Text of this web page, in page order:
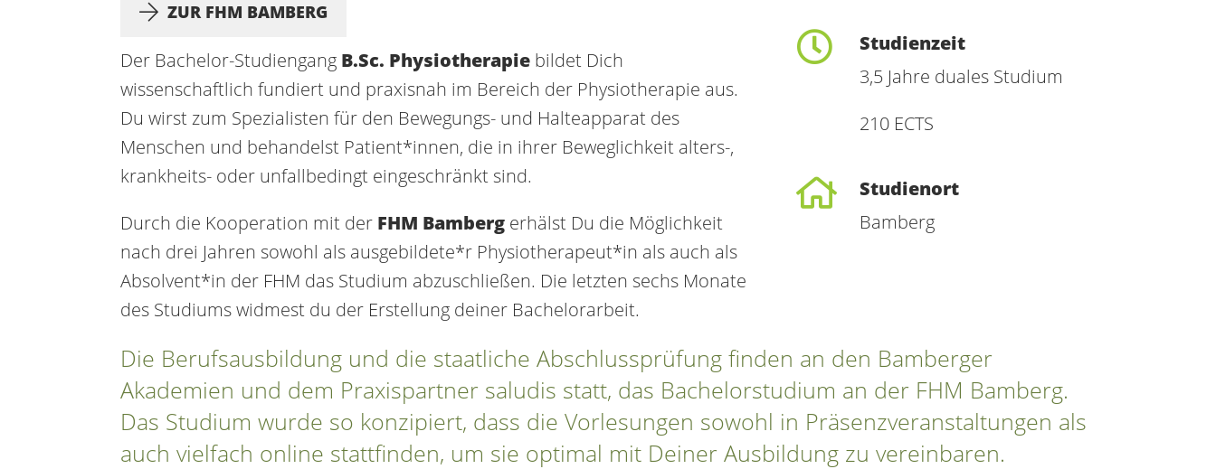
ZUR FHM BAMBERG
Der Bachelor-Studiengang B.Sc. Physiotherapie bildet Dich
wissenschaftlich fundiert und praxisnah im Bereich der Physiotherapie aus.
Du wirst zum Spezialisten für den Bewegungs- und Halteapparat des
Menschen und behandelst Patient*innen, die in ihrer Beweglichkeit alters-,
krankheits- oder unfallbedingt eingeschränkt sind.
Durch die Kooperation mit der FHM Bamberg erhälst Du die Möglichkeit
nach drei Jahren sowohl als ausgebildete*r Physiotherapeut*in als auch als
Absolvent*in der FHM das Studium abzuschließen. Die letzten sechs Monate
des Studiums widmest du der Erstellung deiner Bachelorarbeit.
Studienzeit
3,5 Jahre duales Studium
210 ECTS
Studienort
Bamberg
Die Berufsausbildung und die staatliche Abschlussprüfung finden an den Bamberger
Akademien und dem Praxispartner saludis statt, das Bachelorstudium an der FHM Bamberg.
Das Studium wurde so konzipiert, dass die Vorlesungen sowohl in Präsenzveranstaltungen als
auch vielfach online stattfinden, um sie optimal mit Deiner Ausbildung zu vereinbaren.